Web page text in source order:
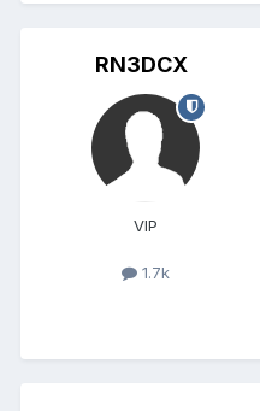
RN3DCX
VIP
1.7k